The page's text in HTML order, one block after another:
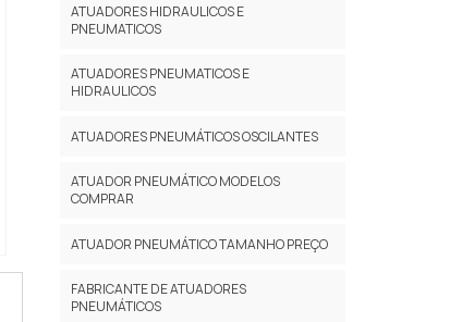
ATUADORES HIDRAULICOS E
PNEUMATICOS
ATUADORES PNEUMATICOS E
HIDRAULICOS
ATUADORES PNEUMÁTICOS OSCILANTES
ATUADOR PNEUMÁTICO MODELOS
COMPRAR
ATUADOR PNEUMÁTICO TAMANHO PREÇO
FABRICANTE DE ATUADORES
PNEUMÁTICOS